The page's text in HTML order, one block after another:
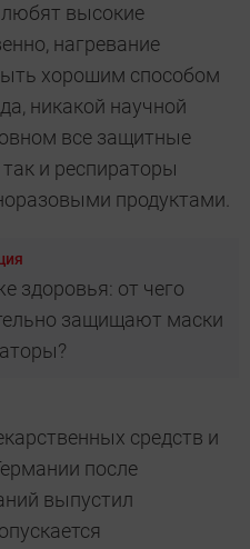
любят высокие
нагревание
хорошим способом
никакой научной
все защитные
и респираторы
продуктами.
здоровья: от чего
защищают маски
средств и
после
выпустил